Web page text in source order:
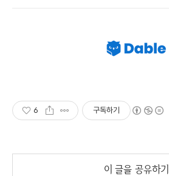
6 구독하기
이 글을 공유하기